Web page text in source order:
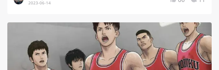
2023-06-14